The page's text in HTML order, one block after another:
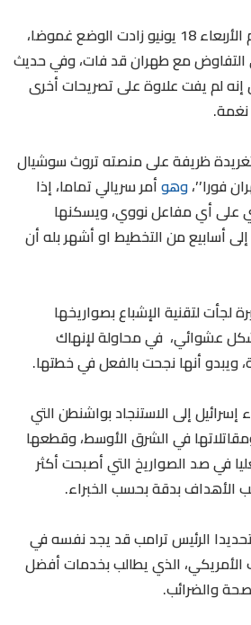
آخر تصريحات ترامب اليوم الأربعاء 18 يونيو زادت الوضع غموضا،
التفاوض مع طهران قد فات، وفي حديث
لم يفت علاوة على تصريحات أخرى
ظريفة على منصته تروث سوشيال
فورا’’،وهوأمر سريالي تماما، إذا
على أي مفاعل نووي، ويسكنها
إلى أسابيع من التخطيط او أشهر بله أن
لجأت لتقنية الإشباع بصواريخها
عشوائي، في محاولة لإنهاك
ويبدو أنها نجحت بالفعل في خطتها.
إسرائيل إلى الاستنجاد بواشنطن التي
في الشرق الأوسط، وقطعها
في صد الصواريخ التي أصبحت أكثر
بدقة بحسب الخبراء.
الرئيس ترامب قد يجد نفسه في
الذي يطالب بخدمات أفضل
والضرائب.